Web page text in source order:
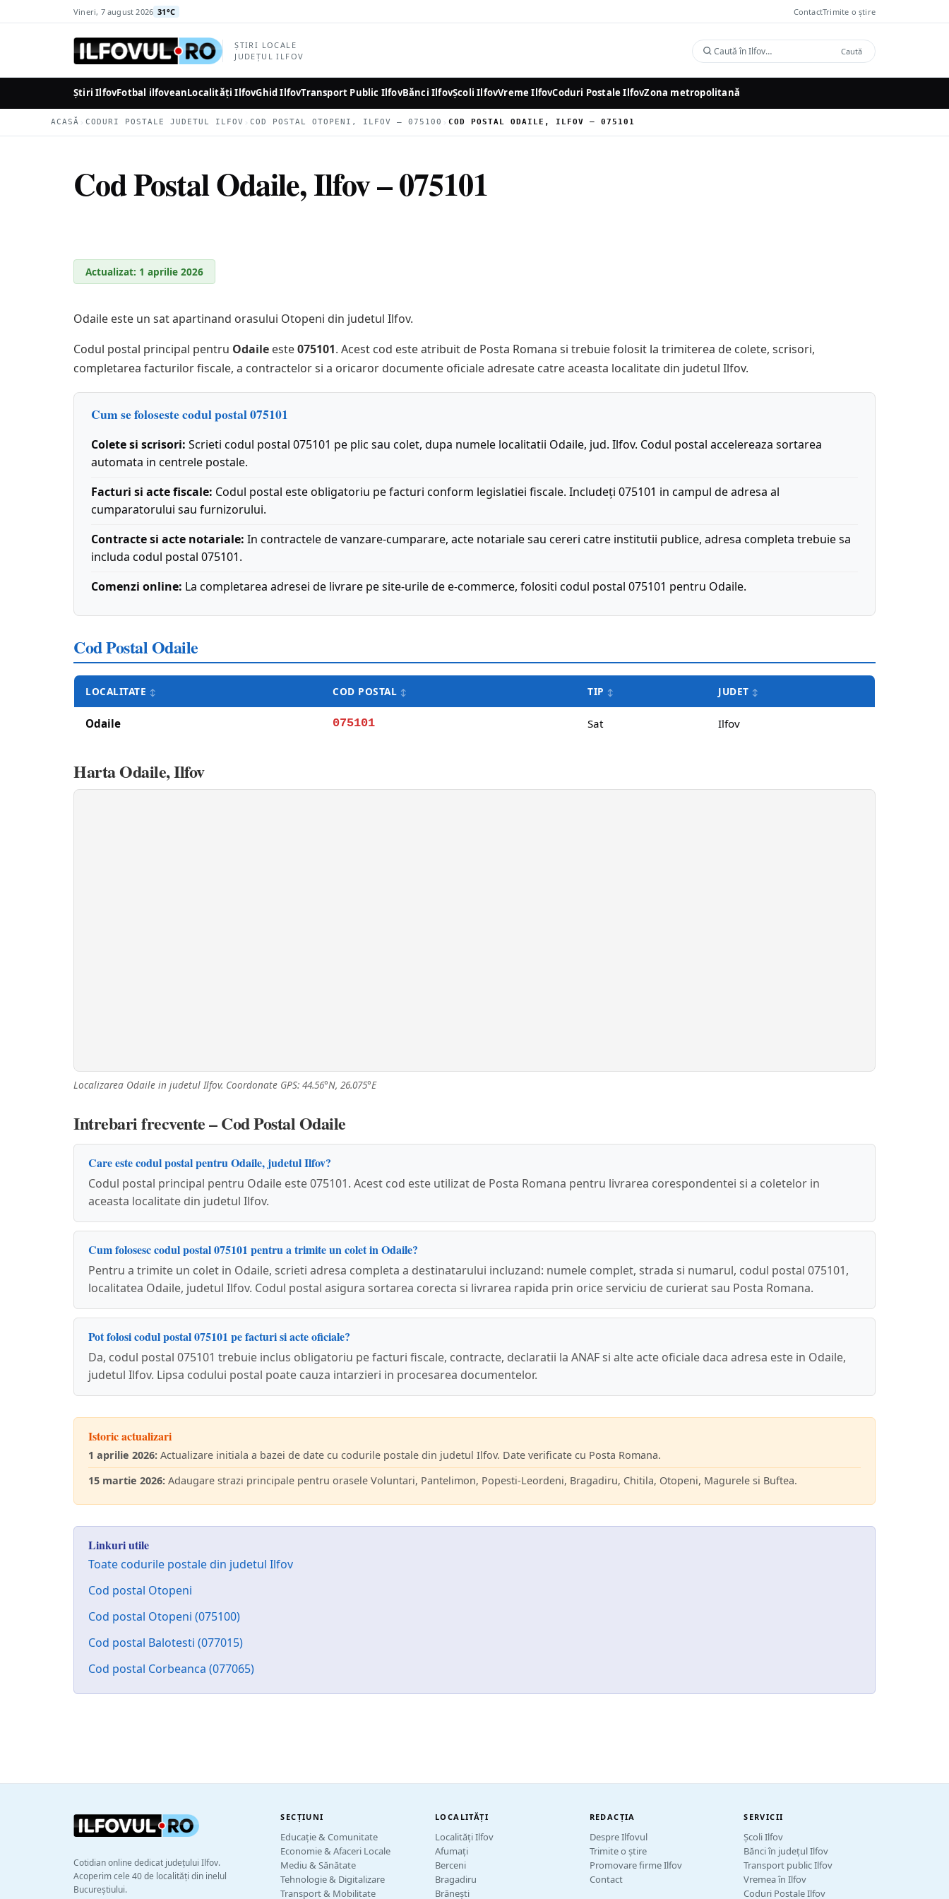
Vineri, 7 august 2026 31°C ContactTrimite o știre
ȘTIRI LOCALE
JUDEȚUL ILFOV
Caută
în
Ilfov
Caută
Știri IlfovFotbal ilfoveanLocalități IlfovGhid IlfovTransport Public IlfovBănci IlfovȘcoli IlfovVreme IlfovCoduri Postale IlfovZona metropolitană
ACASĂ › CODURI POSTALE JUDETUL ILFOV › COD POSTAL OTOPENI, ILFOV – 075100 › COD POSTAL ODAILE, ILFOV – 075101
Cod Postal Odaile, Ilfov – 075101
Actualizat: 1 aprilie 2026
Odaile este un sat apartinand orasului Otopeni din judetul Ilfov.
Codul postal principal pentru Odaile este075101. Acest cod este atribuit de Posta Romana si trebuie folosit la trimiterea de colete, scrisori,
completarea facturilor fiscale, a contractelor si a oricaror documente oficiale adresate catre aceasta localitate din judetul Ilfov.
Cum se foloseste codul postal 075101
Colete si scrisori: Scrieti codul postal 075101 pe plic sau colet, dupa numele localitatii Odaile, jud. Ilfov. Codul postal accelereaza sortarea
automata in centrele postale.
Facturi si acte fiscale: Codul postal este obligatoriu pe facturi conform legislatiei fiscale. Includeți 075101 in campul de adresa al
cumparatorului sau furnizorului.
Contracte si acte notariale: In contractele de vanzare-cumparare, acte notariale sau cereri catre institutii publice, adresa completa trebuie sa
includa codul postal 075101.
Comenzi online: La completarea adresei de livrare pe site-urile de e-commerce, folositi codul postal 075101 pentru Odaile.
Cod Postal Odaile
LOCALITATE COD POSTAL TIP JUDET
Odaile 075101 Sat Ilfov
Harta Odaile, Ilfov
Localizarea Odaile in judetul Ilfov. Coordonate GPS: 44.56°N, 26.075°E
Intrebari frecvente – Cod Postal Odaile
Care este codul postal pentru Odaile, judetul Ilfov?
Codul postal principal pentru Odaile este 075101. Acest cod este utilizat de Posta Romana pentru livrarea corespondentei si a coletelor in
aceasta localitate din judetul Ilfov.
Cum folosesc codul postal 075101 pentru a trimite un colet in Odaile?
Pentru a trimite un colet in Odaile, scrieti adresa completa a destinatarului incluzand: numele complet, strada si numarul, codul postal 075101,
localitatea Odaile, judetul Ilfov. Codul postal asigura sortarea corecta si livrarea rapida prin orice serviciu de curierat sau Posta Romana.
Pot folosi codul postal 075101 pe facturi si acte oficiale?
Da, codul postal 075101 trebuie inclus obligatoriu pe facturi fiscale, contracte, declaratii la ANAF si alte acte oficiale daca adresa este in Odaile,
judetul Ilfov. Lipsa codului postal poate cauza intarzieri in procesarea documentelor.
Istoric actualizari
1 aprilie 2026: Actualizare initiala a bazei de date cu codurile postale din judetul Ilfov. Date verificate cu Posta Romana.
15 martie 2026: Adaugare strazi principale pentru orasele Voluntari, Pantelimon, Popesti-Leordeni, Bragadiru, Chitila, Otopeni, Magurele si Buftea.
Linkuri utile
Toate codurile postale din judetul Ilfov
Cod postal Otopeni
Cod postal Otopeni (075100)
Cod postal Balotesti (077015)
Cod postal Corbeanca (077065)
Cotidian online dedicat județului Ilfov.
Acoperim cele 40 de localități din inelul
Bucureștiului.
SECȚIUNI
Educație & Comunitate
Economie & Afaceri Locale
Mediu & Sănătate
Tehnologie & Digitalizare
Transport & Mobilitate
LOCALITĂȚI
Localități Ilfov
Afumați
Berceni
Bragadiru
Brănești
REDACȚIA
Despre Ilfovul
Trimite o știre
Promovare firme Ilfov
Contact
SERVICII
Școli Ilfov
Bănci în județul Ilfov
Transport public Ilfov
Vremea în Ilfov
Coduri Postale Ilfov